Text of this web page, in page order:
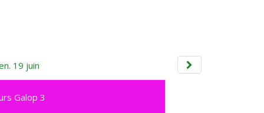
19 juin
Galop 3